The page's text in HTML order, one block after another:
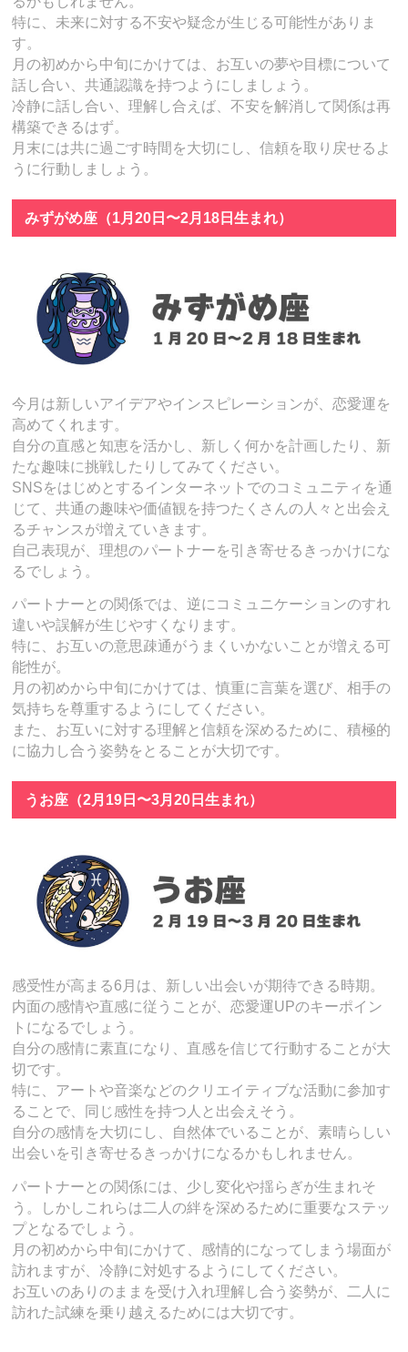
特に、未来に対する不安や疑念が生じる可能性がありま
す。
月の初めから中旬にかけては、お互いの夢や目標について
話し合い、共通認識を持つようにしましょう。
冷静に話し合い、理解し合えば、不安を解消して関係は再
構築できるはず。
月末には共に過ごす時間を大切にし、信頼を取り戻せるよ
うに行動しましょう。
みずがめ座（1月20日〜2月18日生まれ）
今月は新しいアイデアやインスピレーションが、恋愛運を
高めてくれます。
自分の直感と知恵を活かし、新しく何かを計画したり、新
たな趣味に挑戦したりしてみてください。
SNSをはじめとするインターネットでのコミュニティを通
じて、共通の趣味や価値観を持つたくさんの人々と出会え
るチャンスが増えていきます。
自己表現が、理想のパートナーを引き寄せるきっかけにな
るでしょう。
パートナーとの関係では、逆にコミュニケーションのすれ
違いや誤解が生じやすくなります。
特に、お互いの意思疎通がうまくいかないことが増える可
能性が。
月の初めから中旬にかけては、慎重に言葉を選び、相手の
気持ちを尊重するようにしてください。
また、お互いに対する理解と信頼を深めるために、積極的
に協力し合う姿勢をとることが大切です。
うお座（2月19日〜3月20日生まれ）
感受性が高まる6月は、新しい出会いが期待できる時期。
内面の感情や直感に従うことが、恋愛運UPのキーポイン
トになるでしょう。
自分の感情に素直になり、直感を信じて行動することが大
切です。
特に、アートや音楽などのクリエイティブな活動に参加す
ることで、同じ感性を持つ人と出会えそう。
自分の感情を大切にし、自然体でいることが、素晴らしい
出会いを引き寄せるきっかけになるかもしれません。
パートナーとの関係には、少し変化や揺らぎが生まれそ
う。しかしこれらは二人の絆を深めるために重要なステッ
プとなるでしょう。
月の初めから中旬にかけて、感情的になってしまう場面が
訪れますが、冷静に対処するようにしてください。
お互いのありのままを受け入れ理解し合う姿勢が、二人に
訪れた試練を乗り越えるためには大切です。